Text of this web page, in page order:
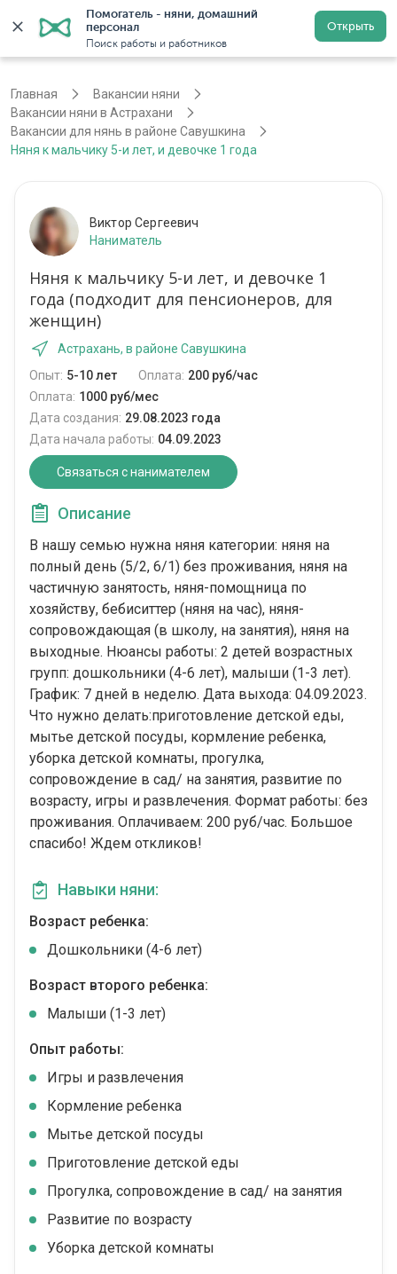
Помогатель - няни, домашний
персонал
Поиск работы и работников
Открыть
Астрахань Регистрация
Главная
Вакансии няни
Вакансии няни в Астрахани
Вакансии для нянь в районе Савушкина
Няня к мальчику 5-и лет, и девочке 1 года
Виктор Сергеевич
Наниматель
Няня к мальчику 5-и лет, и девочке 1
года (подходит для пенсионеров, для
женщин)
Астрахань, в районе Савушкина
Опыт: 5-10 лет Оплата: 200 руб/час
Оплата: 1000 руб/мес
Дата создания: 29.08.2023 года
Дата начала работы: 04.09.2023
Связаться с нанимателем
Описание
В нашу семью нужна няня категории: няня на
полный день (5/2, 6/1) без проживания, няня на
частичную занятость, няня-помощница по
хозяйству, бебиситтер (няня на час), няня-
сопровождающая (в школу, на занятия), няня на
выходные. Нюансы работы: 2 детей возрастных
групп: дошкольники (4-6 лет), малыши (1-3 лет).
График: 7 дней в неделю. Дата выхода: 04.09.2023.
Что нужно делать:приготовление детской еды,
мытье детской посуды, кормление ребенка,
уборка детской комнаты, прогулка,
сопровождение в сад/ на занятия, развитие по
возрасту, игры и развлечения. Формат работы: без
проживания. Оплачиваем: 200 руб/час. Большое
спасибо! Ждем откликов!
Навыки няни:
Возраст ребенка:
Дошкольники (4-6 лет)
Возраст второго ребенка:
Малыши (1-3 лет)
Опыт работы:
Игры и развлечения
Кормление ребенка
Мытье детской посуды
Приготовление детской еды
Прогулка, сопровождение в сад/ на занятия
Развитие по возрасту
Уборка детской комнаты